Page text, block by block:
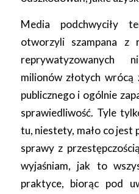
Media podchwyciły
otworzyli szampana z
reprywatyzowanych
milionów złotych
publicznego i ogólnie
sprawiedliwość. Tyle
tu, niestety, mało co jest
sprawy z
wyjaśniam, jak to
praktyce, biorąc pod